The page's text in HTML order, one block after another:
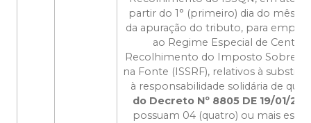
partir do 1° (primeiro) dia do mês
da apuração do tributo, para
ao Regime Especial de
Recolhimento do Imposto Sobre
na Fonte (ISSRF), relativos à
à responsabilidade solidária de que
do Decreto Nº 8805 DE 19/01/
possuam 04 (quatro) ou mais